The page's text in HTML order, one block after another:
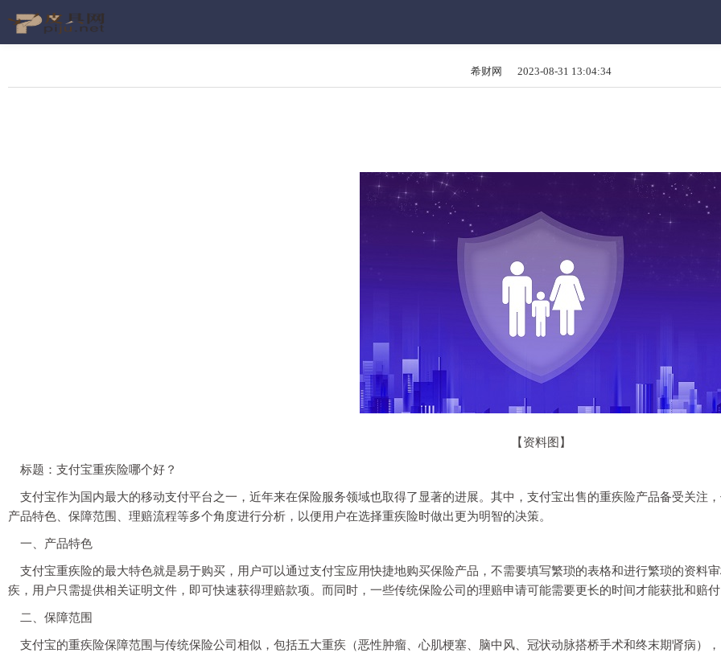
希财网 2023-08-31 13:04:34
【资料图】
标题：支付宝重疾险哪个好？
支付宝作为国内最大的移动支付平台之一，近年来在保险服务领域也取得了显著的进展。其中，支付宝出售的重疾险产品备受关注
产品特色、保障范围、理赔流程等多个角度进行分析，以便用户在选择重疾险时做出更为明智的决策。
一、产品特色
支付宝重疾险的最大特色就是易于购买，用户可以通过支付宝应用快捷地购买保险产品，不需要填写繁琐的表格和进行繁琐的资料
疾，用户只需提供相关证明文件，即可快速获得理赔款项。而同时，一些传统保险公司的理赔申请可能需要更长的时间才能获批和赔
二、保障范围
支付宝的重疾险保障范围与传统保险公司相似，包括五大重疾（恶性肿瘤、心肌梗塞、脑中风、冠状动脉搭桥手术和终末期肾病）